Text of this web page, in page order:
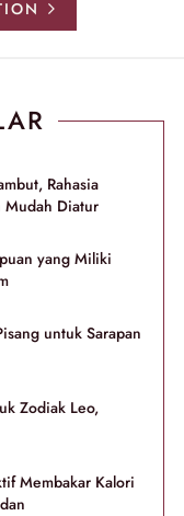
Rahasia
Mudah Diatur
yang Miliki
untuk Sarapan
Zodiak Leo,
Membakar Kalori